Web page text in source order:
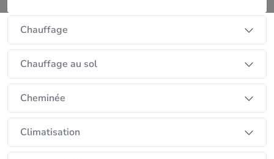
Chauffage
Chauffage au sol
Cheminée
Climatisation